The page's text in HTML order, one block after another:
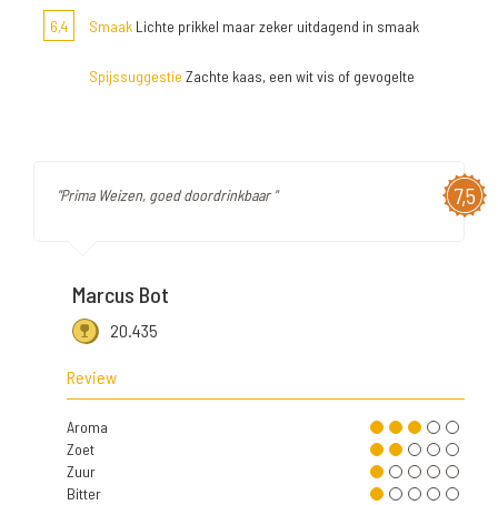
6,4 Smaak Lichte prikkel maar zeker uitdagend in smaak
Spijssuggestie Zachte kaas, een wit vis of gevogelte
7,5
"Prima Weizen, goed doordrinkbaar "
Marcus Bot
20.435
Review
Aroma
Zoet
Zuur
Bitter